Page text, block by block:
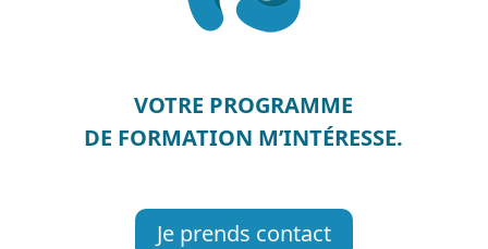
VOTRE PROGRAMME
DE FORMATION M’INTÉRESSE.
Je prends contact